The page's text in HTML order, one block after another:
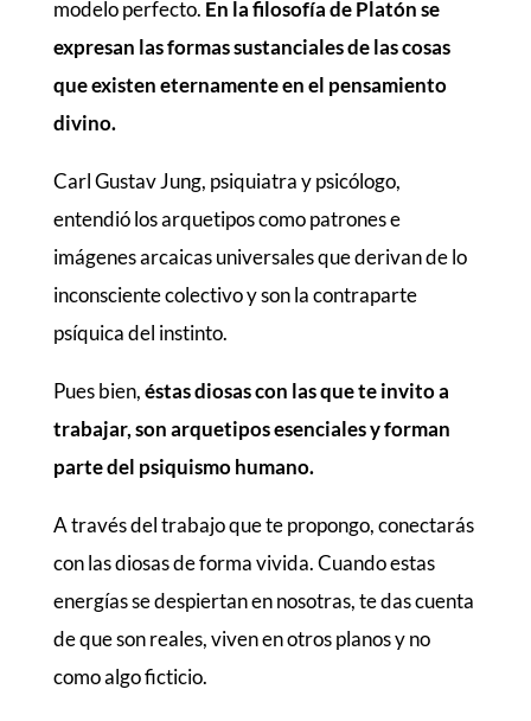
modelo perfecto. En la filosofía de Platón se
expresan las formas sustanciales de las cosas
que existen eternamente en el pensamiento
divino.
Carl Gustav Jung, psiquiatra y psicólogo,
entendió los arquetipos como patrones e
imágenes arcaicas universales que derivan de lo
inconsciente colectivo y son la contraparte
psíquica del instinto.
Pues bien,éstas diosas con las que te invito a
trabajar, son arquetipos esenciales y forman
parte del psiquismo humano.
A través del trabajo que te propongo, conectarás
con las diosas de forma vivida. Cuando estas
energías se despiertan en nosotras, te das cuenta
de que son reales, viven en otros planos y no
como algo ficticio.